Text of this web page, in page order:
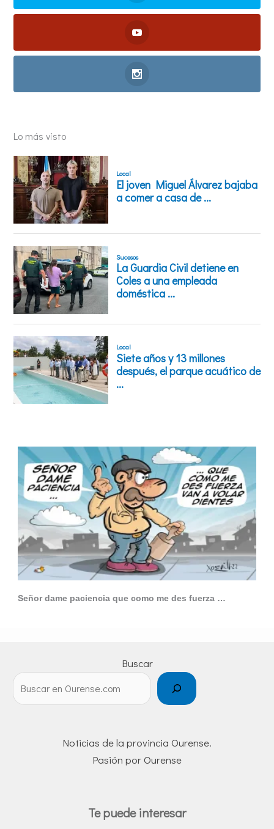
Lo más visto
Señor dame paciencia que como me des fuerza …
Buscar
Noticias de la provincia Ourense.
Pasión por Ourense
Te puede interesar